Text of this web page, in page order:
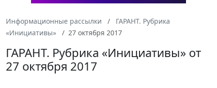
Информационные рассылки
ГАРАНТ. Рубрика
«Инициативы»
27 октября 2017
ГАРАНТ. Рубрика «Инициативы» от
27 октября 2017